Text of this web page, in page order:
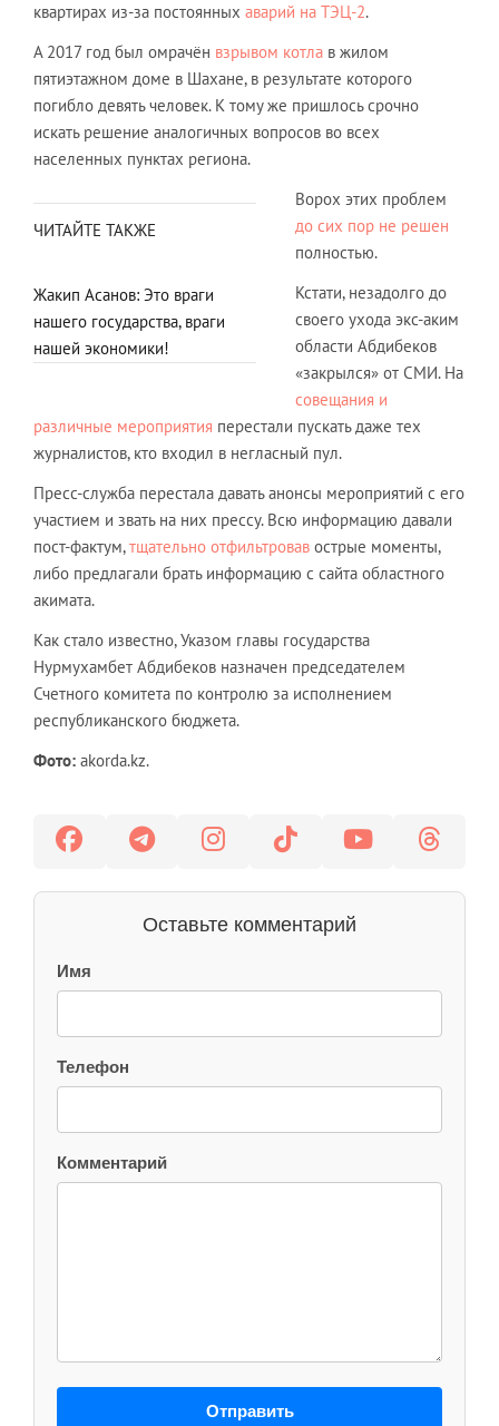
квартирах из-за постоянных аварий на ТЭЦ-2.
А 2017 год был омрачён взрывом котла в жилом
пятиэтажном доме в Шахане, в результате которого
погибло девять человек. К тому же пришлось срочно
искать решение аналогичных вопросов во всех
населенных пунктах региона.
ЧИТАЙТЕ ТАКЖЕ
Жакип Асанов: Это враги
нашего государства, враги
нашей экономики!
Ворох этих проблем
до сих пор не решен
полностью.
Кстати, незадолго до
своего ухода экс-аким
области Абдибеков
«закрылся» от СМИ. На
совещания и
различные мероприятия перестали пускать даже тех
журналистов, кто входил в негласный пул.
Пресс-служба перестала давать анонсы мероприятий с его
участием и звать на них прессу. Всю информацию давали
пост-фактум,тщательно отфильтровав острые моменты,
либо предлагали брать информацию с сайта областного
акимата.
Как стало известно, Указом главы государства
Нурмухамбет Абдибеков назначен председателем
Счетного комитета по контролю за исполнением
республиканского бюджета.
Фото: akorda.kz.
Оставьте комментарий
Имя
Телефон
Комментарий
Отправить